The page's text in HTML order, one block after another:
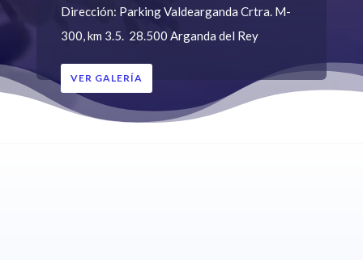
Dirección: Parking Valdearganda Crtra. M-
300, km 3.5. 28.500 Arganda del Rey
VER GALERÍA